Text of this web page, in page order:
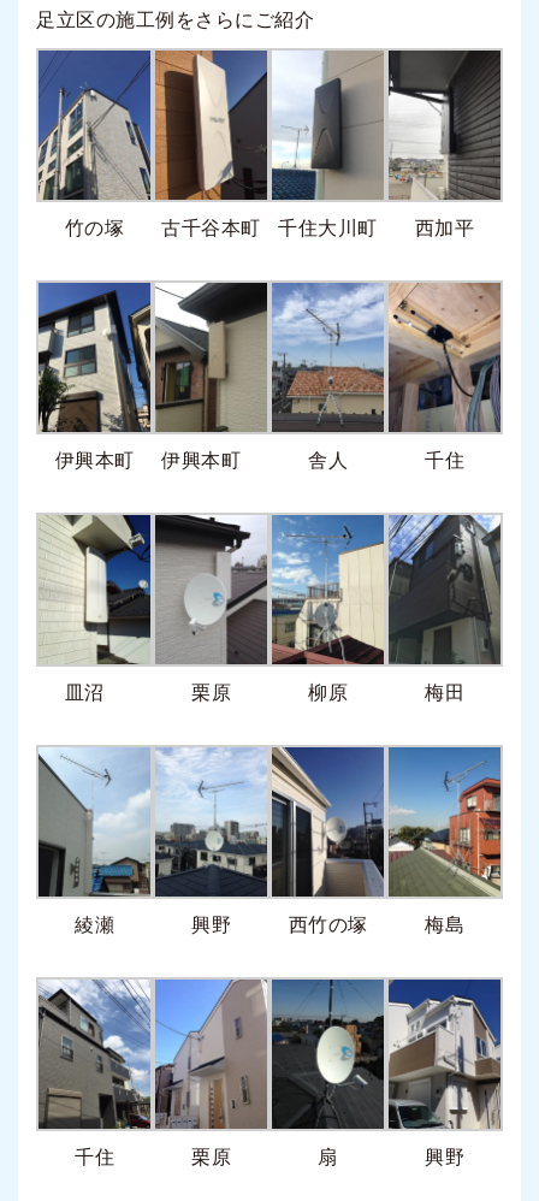
足立区の施工例をさらにご紹介
竹の塚 古千谷本町 千住大川町 西加平
伊興本町 伊興本町 舎人 千住
皿沼 栗原 柳原 梅田
綾瀬 興野 西竹の塚 梅島
千住 栗原 扇 興野